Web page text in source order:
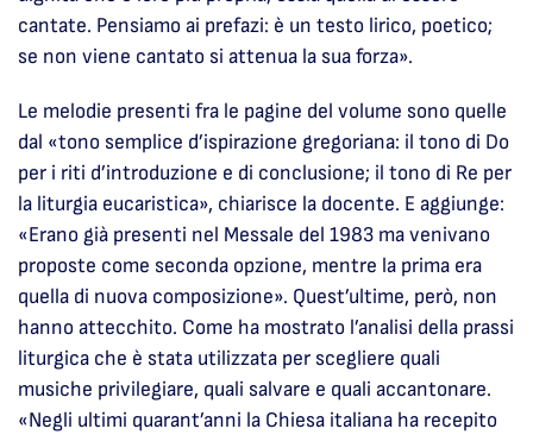
cantate. Pensiamo ai prefazi: è un testo lirico, poetico;
se non viene cantato si attenua la sua forza».
Le melodie presenti fra le pagine del volume sono quelle
dal «tono semplice d’ispirazione gregoriana: il tono di Do
per i riti d’introduzione e di conclusione; il tono di Re per
la liturgia eucaristica», chiarisce la docente. E aggiunge:
«Erano già presenti nel Messale del 1983 ma venivano
proposte come seconda opzione, mentre la prima era
quella di nuova composizione». Quest’ultime, però, non
hanno attecchito. Come ha mostrato l’analisi della prassi
liturgica che è stata utilizzata per scegliere quali
musiche privilegiare, quali salvare e quali accantonare.
«Negli ultimi quarant’anni la Chiesa italiana ha recepito